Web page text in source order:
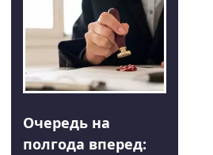
Очередь на
полгода вперед: